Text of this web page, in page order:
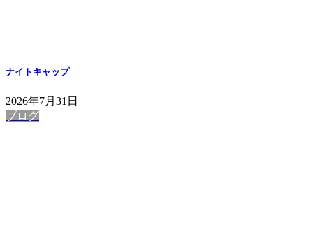
ナイトキャップ
2026年7月31日
ブログ